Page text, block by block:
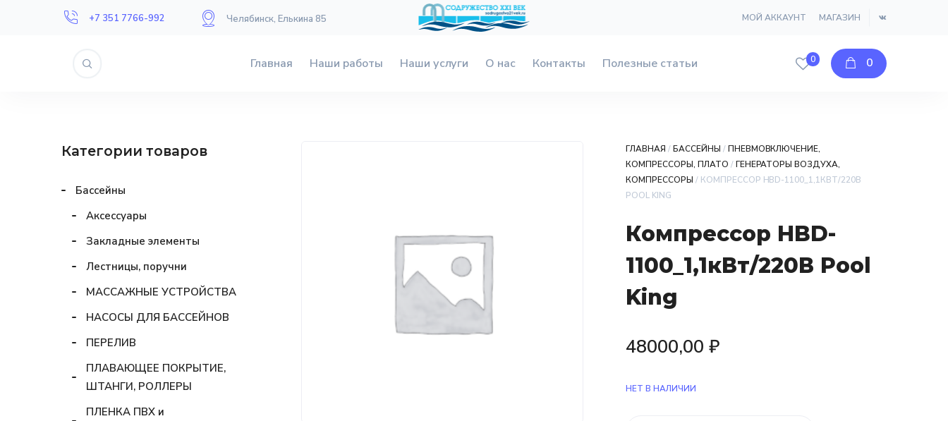
+7 351 7766-992 Челябинск, Елькина 85 МОЙ АККАУНТ МАГАЗИН
Главная Наши работы Наши услуги О нас Контакты Полезные статьи 0
0
ГЛАВНАЯ /БАССЕЙНЫ /ПНЕВМОВКЛЮЧЕНИЕ,
КОМПРЕССОРЫ, ПЛАТО /ГЕНЕРАТОРЫ ВОЗДУХА,
КОМПРЕССОРЫ / КОМПРЕССОР HBD-1100_1,1КВТ/220В
POOL KING
Компрессор HBD-
1100_1,1кВт/220В Pool
King
48000,00 ₽
НЕТ В НАЛИЧИИ
Категории товаров
Бассейны
Аксессуары
Закладные элементы
Лестницы, поручни
МАССАЖНЫЕ УСТРОЙСТВА
НАСОСЫ ДЛЯ БАССЕЙНОВ
ПЕРЕЛИВ
ПЛАВАЮЩЕЕ ПОКРЫТИЕ,
ШТАНГИ, РОЛЛЕРЫ
ПЛЕНКА ПВХ и